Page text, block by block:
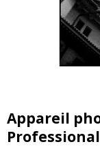
Appareil
Professional